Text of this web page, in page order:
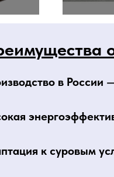
в России
к суровым